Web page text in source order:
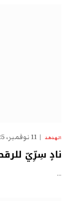
الهدهد 11 نوفمبر، 2025
نادٍ سِرِّيّ
…